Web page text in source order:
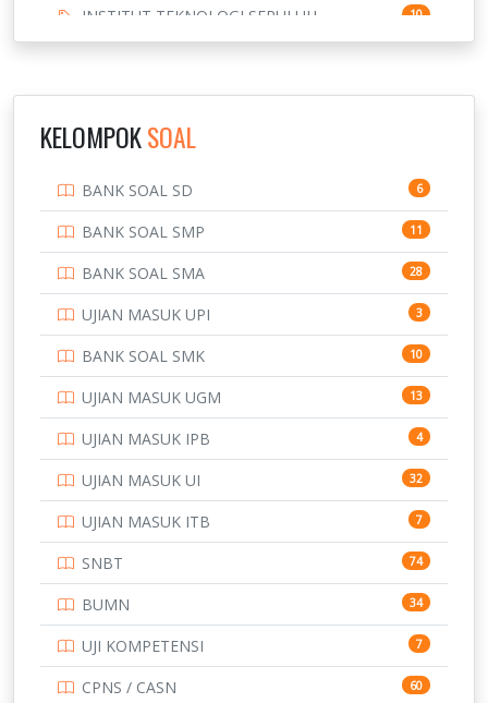
INSTITUT TEKNOLOGI SEPULUH
NOVEMBER
10
3
169
7
PTDI STTD 4
133
SMA 146
SMK 231
SMP 134
STIP 2
153
345
UNIVERSITAS AIRLANGGA 15
16
KELOMPOKSOAL
BANK SOAL SD 6
BANK SOAL SMP 11
BANK SOAL SMA 28
UJIAN MASUK UPI 3
BANK SOAL SMK 10
UJIAN MASUK UGM 13
UJIAN MASUK IPB 4
UJIAN MASUK UI 32
UJIAN MASUK ITB 7
SNBT 74
BUMN 34
UJI KOMPETENSI 7
CPNS / CASN 60